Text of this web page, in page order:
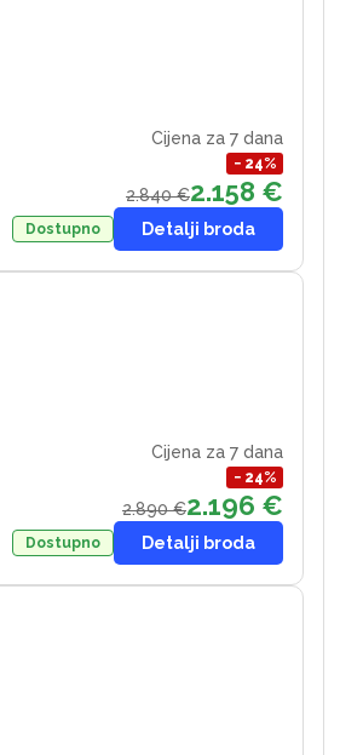
Cijena za 7 dana
− 24%
2.840 €2.158 €
Dostupno Detalji broda
Cijena za 7 dana
− 24%
2.890 €2.196 €
Dostupno Detalji broda